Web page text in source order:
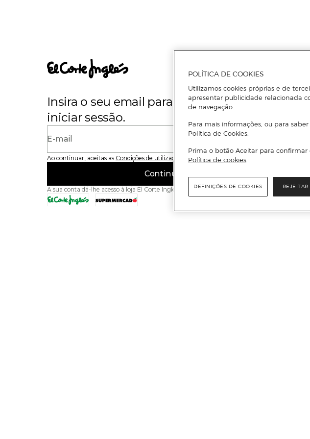
Insira o seu email para se registar ou
iniciar sessão.
E-mail
Ao continuar, aceitas as Condições de utilização do site
Continuar
A sua conta dá-lhe acesso à loja El Corte Inglés e ao Supermercado El Corte Inglés.
POLÍTICA DE COOKIES
Utilizamos cookies próprias e de
apresentar publicidade relacionada
de navegação.
Para mais informações, ou para
Política de Cookies.
Prima o botão Aceitar para confirmar
Política de cookies
REJEITAR
DEFINIÇÕES DE COOKIES